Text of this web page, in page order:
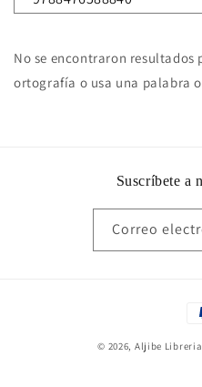
No se encontraron resultados
ortografía o usa una palabra
Suscríbete a
Correo
© 2026, Aljibe Libreria